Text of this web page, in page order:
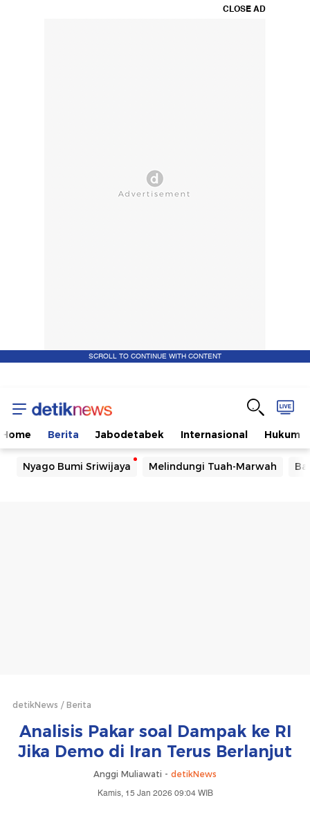
CLOSE AD
SCROLL TO CONTINUE WITH CONTENT
Home Berita Jabodetabek Internasional Hukum
Nyago Bumi Sriwijaya Melindungi Tuah-Marwah
detikNews Berita
Analisis Pakar soal Dampak ke RI
Jika Demo di Iran Terus Berlanjut
Anggi Muliawati - detikNews
Kamis, 15 Jan 2026 09:04 WIB